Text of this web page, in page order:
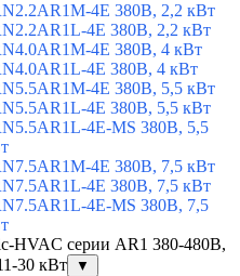
4E 380В, 2,2 кВт
4E 380В, 2,2 кВт
4E 380В, 4 кВт
4E 380В, 4 кВт
4E 380В, 5,5 кВт
4E 380В, 5,5 кВт
4E-MS 380В, 5,5
4E 380В, 7,5 кВт
4E 380В, 7,5 кВт
4E-MS 380В, 7,5
HVAC серии AR1 380-480В,
30 кВт
▼